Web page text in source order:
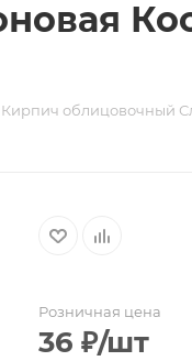
Кирпич облицовочный
Розничная цена
36 ₽/шт